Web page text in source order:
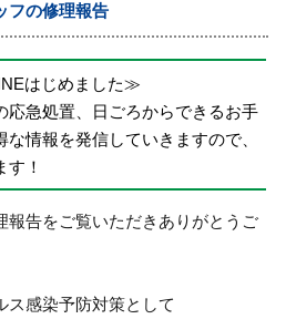
フの修理報告
はじめました≫
応急処置、日ごろからできるお手
情報を発信していきますので、
！
報告をご覧いただきありがとうご
ス感染予防対策として